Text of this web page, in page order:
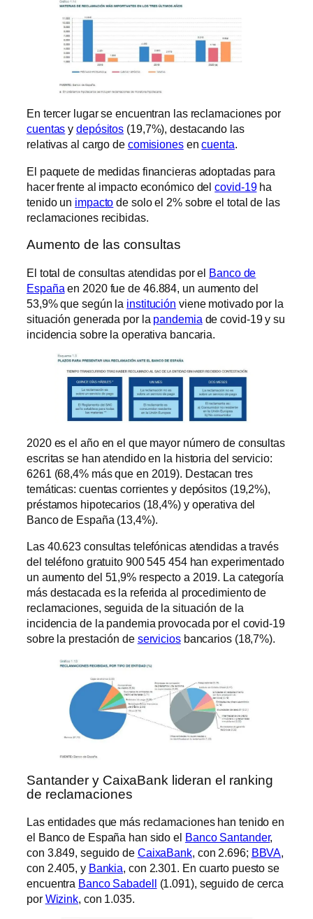
En tercer lugar se encuentran las reclamaciones por
cuentas ydepósitos (19,7%), destacando las
relativas al cargo de comisionesencuenta.
El paquete de medidas financieras adoptadas para
hacer frente al impacto económico delcovid-19ha
tenido un impacto de solo el 2% sobre el total de las
reclamaciones recibidas.
Aumento de las consultas
El total de consultas atendidas por el Banco de
España en 2020 fue de 46.884, un aumento del
53,9% que según la institución viene motivado por la
situación generada por la pandemia de covid-19 y su
incidencia sobre la operativa bancaria.
2020 es el año en el que mayor número de consultas
escritas se han atendido en la historia del servicio:
6261 (68,4% más que en 2019). Destacan tres
temáticas: cuentas corrientes y depósitos (19,2%),
préstamos hipotecarios (18,4%) y operativa del
Banco de España (13,4%).
Las 40.623 consultas telefónicas atendidas a través
del teléfono gratuito 900 545 454 han experimentado
un aumento del 51,9% respecto a 2019. La categoría
más destacada es la referida al procedimiento de
reclamaciones, seguida de la situación de la
incidencia de la pandemia provocada por el covid-19
sobre la prestación de serviciosbancarios (18,7%).
Santander y CaixaBank lideran el ranking
de reclamaciones
Las entidades que más reclamaciones han tenido en
el Banco de España han sido el Banco Santander,
con 3.849, seguido de CaixaBank, con 2.696; BBVA,
con 2.405, y Bankia, con 2.301. En cuarto puesto se
encuentra Banco Sabadell (1.091), seguido de cerca
por Wizink, con 1.035.